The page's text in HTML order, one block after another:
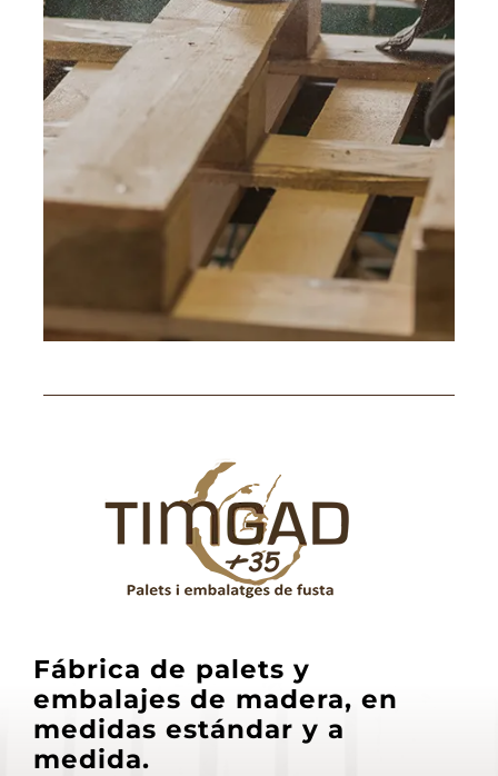
Fábrica de palets y
embalajes de madera, en
medidas estándar y a
medida.